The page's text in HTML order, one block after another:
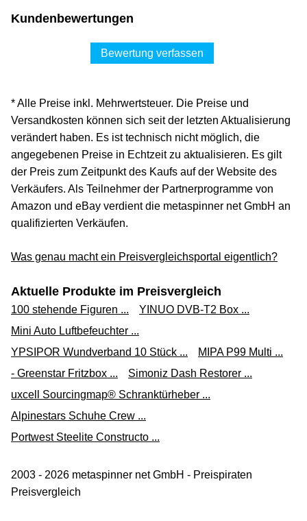
Kundenbewertungen
Bewertung verfassen
* Alle Preise inkl. Mehrwertsteuer. Die Preise und
Versandkosten können sich seit der letzten Aktualisierung
verändert haben. Es ist technisch nicht möglich, die
angegebenen Preise in Echtzeit zu aktualisieren. Es gilt
der Preis zum Zeitpunkt des Kaufs auf der Website des
Verkäufers. Als Teilnehmer der Partnerprogramme von
Amazon und eBay verdient die metaspinner net GmbH an
qualifizierten Verkäufen.
Was genau macht ein Preisvergleichsportal eigentlich?
Aktuelle Produkte im Preisvergleich
100 stehende Figuren ...
YINUO DVB-T2 Box ...
Mini Auto Luftbefeuchter ...
YPSIPOR Wundverband 10 Stück ...
MIPA P99 Multi ...
- Greenstar Fritzbox ...
Simoniz Dash Restorer ...
uxcell Sourcingmap® Schranktürheber ...
Alpinestars Schuhe Crew ...
Portwest Steelite Constructo ...
2003 - 2026 metaspinner net GmbH - Preispiraten
Preisvergleich